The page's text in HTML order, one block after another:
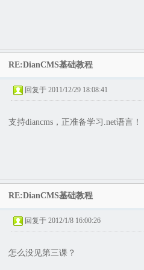
RE:DianCMS基础教程
回复于 2011/12/29 18:08:41
支持diancms，正准备学习.net语言！
RE:DianCMS基础教程
回复于 2012/1/8 16:00:26
怎么没见第三课？